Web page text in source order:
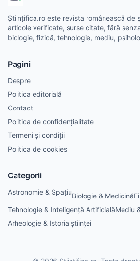
Științifica.ro este revista românească de
articole verificate, surse citate, fără
biologie, fizică, tehnologie, mediu,
Pagini
Despre
Politica editorială
Contact
Politica de confidențialitate
Termeni și condiții
Politica de cookies
Categorii
Astronomie & SpațiuBiologie & Medicină
Tehnologie & Inteligență ArtificialăMediu
Arheologie & Istoria științei